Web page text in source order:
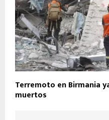
Terremoto en Birmania
muertos